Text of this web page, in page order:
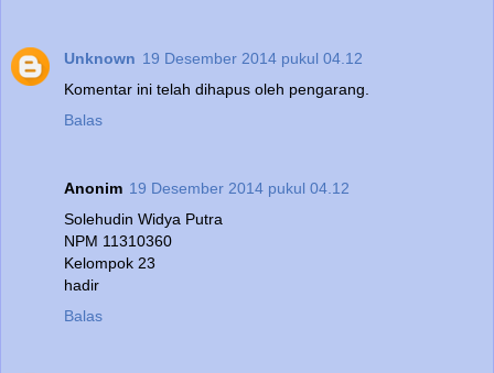
Unknown 19 Desember 2014 pukul 04.12
Komentar ini telah dihapus oleh pengarang.
Balas
Anonim 19 Desember 2014 pukul 04.12
Solehudin Widya Putra
NPM 11310360
Kelompok 23
hadir
Balas